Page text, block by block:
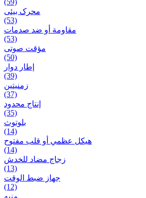
محرک بیئی
(53)
مقاومة أو ضد صدمات
(53)
مؤقت صوتی
(50)
إطار دوار
(39)
زمنیتین
(37)
إنتاج محدود
(35)
بلوتوث
(14)
هيكل عظمي أو قلب مفتوح
(14)
زجاج مضاد للخدش
(13)
جهاز ضبط الوقت
(12)
منبه